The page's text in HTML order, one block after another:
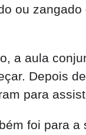
ou
a aula
Depois
para
foi para a